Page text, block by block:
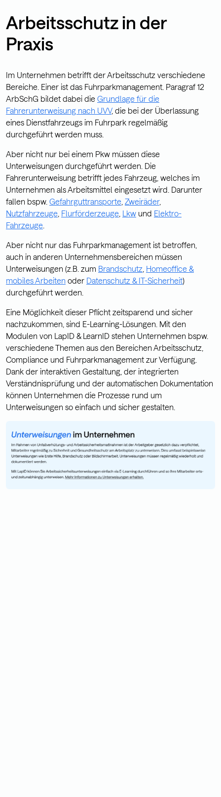
Arbeitsschutz in der
Praxis
Im Unternehmen betrifft der Arbeitsschutz verschiedene
Bereiche. Einer ist das Fuhrparkmanagement. Paragraf 12
ArbSchG bildet dabei die Grundlage für die
Fahrerunterweisung nach UVV, die bei der Überlassung
eines Dienstfahrzeugs im Fuhrpark regelmäßig
durchgeführt werden muss.
Aber nicht nur bei einem Pkw müssen diese
Unterweisungen durchgeführt werden. Die
Fahrerunterweisung betrifft jedes Fahrzeug, welches im
Unternehmen als Arbeitsmittel eingesetzt wird. Darunter
fallen bspw. Gefahrguttransporte Zweiräder,
Nutzfahrzeuge Flurförderzeuge Lkw und Elektro-
Fahrzeuge
Aber nicht nur das Fuhrparkmanagement ist betroffen,
auch in anderen Unternehmensbereichen müssen
Unterweisungen (z.B. zum Brandschutz Homeoffice &
mobiles Arbeiten oder Datenschutz & IT-Sicherheit)
durchgeführt werden.
Eine Möglichkeit dieser Pflicht zeitsparend und sicher
nachzukommen, sind E-Learning-Lösungen. Mit den
Modulen von LapID & LearnID stehen Unternehmen bspw.
verschiedene Themen aus den Bereichen Arbeitsschutz,
Compliance und Fuhrparkmanagement zur Verfügung.
Dank der interaktiven Gestaltung, der integrierten
Verständnisprüfung und der automatischen Dokumentation
können Unternehmen die Prozesse rund um
Unterweisungen so einfach und sicher gestalten.